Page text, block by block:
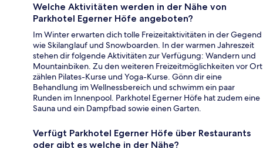
Welche Aktivitäten werden in der Nähe von
Parkhotel Egerner Höfe angeboten?
Im Winter erwarten dich tolle Freizeitaktivitäten in der Gegend
wie Skilanglauf und Snowboarden. In der warmen Jahreszeit
stehen dir folgende Aktivitäten zur Verfügung: Wandern und
Mountainbiken. Zu den weiteren Freizeitmöglichkeiten vor Ort
zählen Pilates-Kurse und Yoga-Kurse. Gönn dir eine
Behandlung im Wellnessbereich und schwimm ein paar
Runden im Innenpool. Parkhotel Egerner Höfe hat zudem eine
Sauna und ein Dampfbad sowie einen Garten.
Verfügt Parkhotel Egerner Höfe über Restaurants
oder gibt es welche in der Nähe?